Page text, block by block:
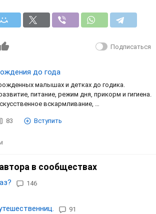
Подписаться
до года
малышах и детках до годика.
питание, режим дня, прикорм и гигиена.
вскармливание, …
83 Вступить
Другие посты автора в сообществах
146
91